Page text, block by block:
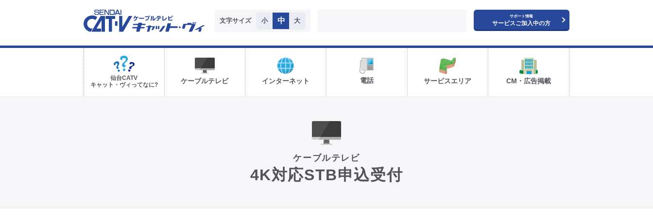
文字サイズ 小 中 大
サポート情報
サービスご加入中の方
仙台CATV
キャット・ヴィってなに?
ケーブルテレビ インターネット 電話 サービスエリア CM・広告掲載
ケーブルテレビ
4K対応STB申込受付